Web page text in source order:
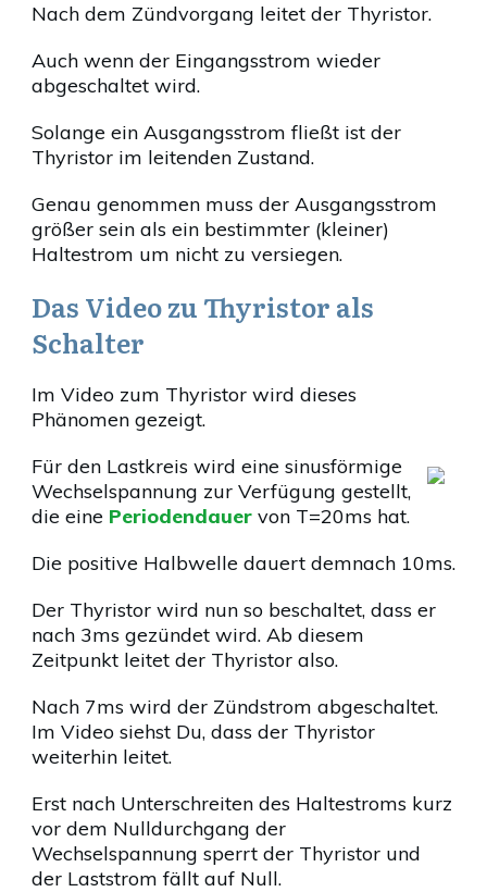
Nach dem Zündvorgang leitet der Thyristor.
Auch wenn der Eingangsstrom wieder
abgeschaltet wird.
Solange ein Ausgangsstrom fließt ist der
Thyristor im leitenden Zustand.
Genau genommen muss der Ausgangsstrom
größer sein als ein bestimmter (kleiner)
Haltestrom um nicht zu versiegen.
Das Video zu Thyristor als
Schalter
Im Video zum Thyristor wird dieses
Phänomen gezeigt.
Für den Lastkreis wird eine sinusförmige
Wechselspannung zur Verfügung gestellt,
die eine Periodendauer von T=20ms hat.
Die positive Halbwelle dauert demnach 10ms.
Der Thyristor wird nun so beschaltet, dass er
nach 3ms gezündet wird. Ab diesem
Zeitpunkt leitet der Thyristor also.
Nach 7ms wird der Zündstrom abgeschaltet.
Im Video siehst Du, dass der Thyristor
weiterhin leitet.
Erst nach Unterschreiten des Haltestroms kurz
vor dem Nulldurchgang der
Wechselspannung sperrt der Thyristor und
der Laststrom fällt auf Null.